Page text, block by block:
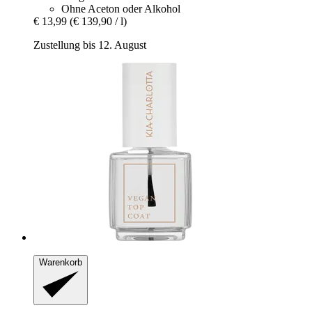
Ohne Aceton oder Alkohol
€ 13,99 (€ 139,90 / l)
Zustellung bis 12. August
Warenkorb